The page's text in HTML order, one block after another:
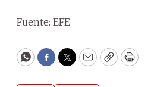
Fuente: EFE
WhatsApp
Facebook
Twitter
EmailCopyPrint